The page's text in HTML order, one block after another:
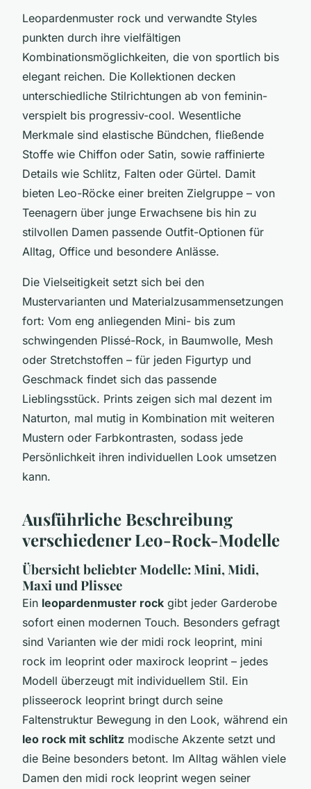
Leopardenmuster rock und verwandte Styles
punkten durch ihre vielfältigen
Kombinationsmöglichkeiten, die von sportlich bis
elegant reichen. Die Kollektionen decken
unterschiedliche Stilrichtungen ab von feminin-
verspielt bis progressiv-cool. Wesentliche
Merkmale sind elastische Bündchen, fließende
Stoffe wie Chiffon oder Satin, sowie raffinierte
Details wie Schlitz, Falten oder Gürtel. Damit
bieten Leo-Röcke einer breiten Zielgruppe – von
Teenagern über junge Erwachsene bis hin zu
stilvollen Damen passende Outfit-Optionen für
Alltag, Office und besondere Anlässe.
Die Vielseitigkeit setzt sich bei den
Mustervarianten und Materialzusammensetzungen
fort: Vom eng anliegenden Mini- bis zum
schwingenden Plissé-Rock, in Baumwolle, Mesh
oder Stretchstoffen – für jeden Figurtyp und
Geschmack findet sich das passende
Lieblingsstück. Prints zeigen sich mal dezent im
Naturton, mal mutig in Kombination mit weiteren
Mustern oder Farbkontrasten, sodass jede
Persönlichkeit ihren individuellen Look umsetzen
kann.
Ausführliche Beschreibung
verschiedener Leo-Rock-Modelle
Übersicht beliebter Modelle: Mini, Midi,
Maxi und Plissee
Ein leopardenmuster rock gibt jeder Garderobe
sofort einen modernen Touch. Besonders gefragt
sind Varianten wie der midi rock leoprint, mini
rock im leoprint oder maxirock leoprint – jedes
Modell überzeugt mit individuellem Stil. Ein
plisseerock leoprint bringt durch seine
Faltenstruktur Bewegung in den Look, während ein
leo rock mit schlitz modische Akzente setzt und
die Beine besonders betont. Im Alltag wählen viele
Damen den midi rock leoprint wegen seiner